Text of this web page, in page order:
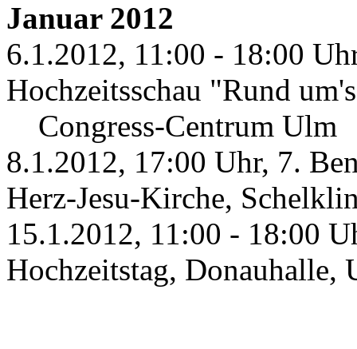
Januar 2012
6.1.2012, 11:00 - 18:00
Hochzeitsschau "Rund
Congress-Centrum Ulm
8.1.2012, 17:00 Uhr, 7.
Herz-Jesu-Kirche,
15.1.2012, 11:00 - 18:00
Hochzeitstag, Donauhalle,